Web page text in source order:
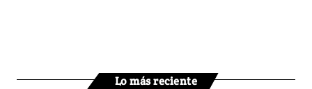
Lo más reciente